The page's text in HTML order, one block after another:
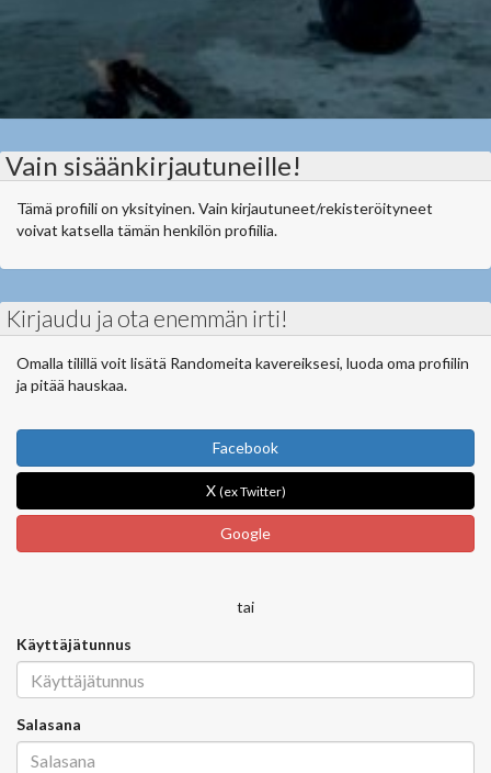
Vain sisäänkirjautuneille!
Tämä profiili on yksityinen. Vain kirjautuneet/rekisteröityneet
voivat katsella tämän henkilön profiilia.
Kirjaudu ja ota enemmän irti!
Omalla tilillä voit lisätä Randomeita kavereiksesi, luoda oma profiilin
ja pitää hauskaa.
Facebook
X (ex Twitter)
Google
tai
Käyttäjätunnus
Salasana